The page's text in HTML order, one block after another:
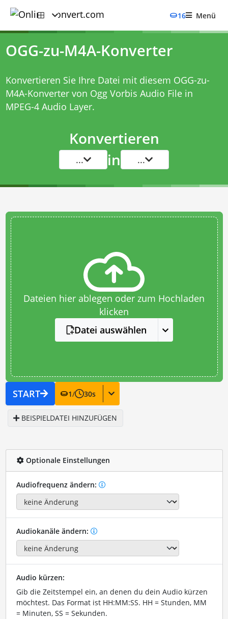
16 Menü
OGG-zu-M4A-Konverter
Konvertieren Sie Ihre Datei mit diesem OGG-zu-
M4A-Konvertervon Ogg Vorbis Audio File in
MPEG-4 Audio Layer.
Konvertieren
... in ...
Dateien hier ablegen oder zum Hochladen
klicken
Datei auswählen
START 1/ 30s
BEISPIELDATEI HINZUFÜGEN
Optionale Einstellungen
Audiofrequenz ändern:
Audiokanäle ändern:
Audio kürzen:
Gib die Zeitstempel ein, an denen du dein Audio kürzen
möchtest. Das Format ist HH:MM:SS. HH = Stunden, MM
= Minuten, SS = Sekunden.